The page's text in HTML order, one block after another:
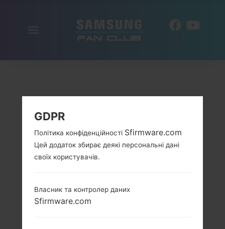
GDPR
Політика конфіденційності Sfirmware.com
Цей додаток збирає деякі персональні дані
своїх користувачів.
Власник та контролер даних
Sfirmware.com